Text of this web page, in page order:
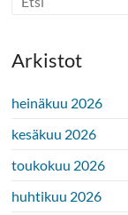
Arkistot
heinäkuu 2026
kesäkuu 2026
toukokuu 2026
huhtikuu 2026